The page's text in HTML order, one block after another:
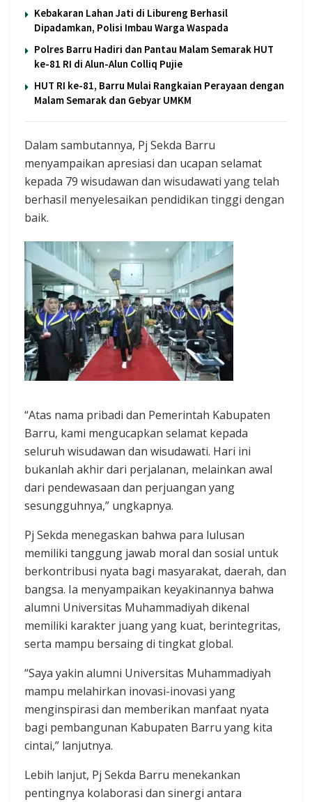
Kebakaran Lahan Jati di Libureng Berhasil
Dipadamkan, Polisi Imbau Warga Waspada
Polres Barru Hadiri dan Pantau Malam Semarak HUT
ke-81 RI di Alun-Alun Colliq Pujie
HUT RI ke-81, Barru Mulai Rangkaian Perayaan dengan
Malam Semarak dan Gebyar UMKM
Dalam sambutannya, Pj Sekda Barru
menyampaikan apresiasi dan ucapan selamat
kepada 79 wisudawan dan wisudawati yang telah
berhasil menyelesaikan pendidikan tinggi dengan
baik.
“Atas nama pribadi dan Pemerintah Kabupaten
Barru, kami mengucapkan selamat kepada
seluruh wisudawan dan wisudawati. Hari ini
bukanlah akhir dari perjalanan, melainkan awal
dari pendewasaan dan perjuangan yang
sesungguhnya,” ungkapnya.
Pj Sekda menegaskan bahwa para lulusan
memiliki tanggung jawab moral dan sosial untuk
berkontribusi nyata bagi masyarakat, daerah, dan
bangsa. Ia menyampaikan keyakinannya bahwa
alumni Universitas Muhammadiyah dikenal
memiliki karakter juang yang kuat, berintegritas,
serta mampu bersaing di tingkat global.
“Saya yakin alumni Universitas Muhammadiyah
mampu melahirkan inovasi-inovasi yang
menginspirasi dan memberikan manfaat nyata
bagi pembangunan Kabupaten Barru yang kita
cintai,” lanjutnya.
Lebih lanjut, Pj Sekda Barru menekankan
pentingnya kolaborasi dan sinergi antara